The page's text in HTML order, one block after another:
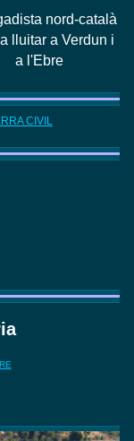
nord-català
lluitar a Verdun i
a l'Ebre
CIVIL